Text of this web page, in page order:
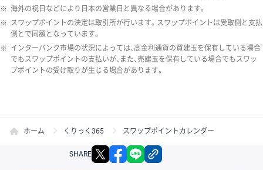
※ 海外の祝日などにより日本の営業日と異なる場合があります。
※ スワップポイントの決定は取引所が行います。スワップポイントは受取側と支払
側とで同額となっています。
※ インターバンク市場の状況によっては、高金利通貨の買建玉を保有している場合
でもスワップポイントの支払いが、また、売建玉を保有している場合でもスワッ
プポイントの受け取りが生じる場合があります。
ホーム くりっく365 スワップポイントカレンダー
SHARE X facebook